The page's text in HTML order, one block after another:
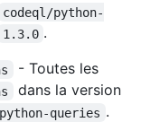
codeql/python-
1.3.0 .
- Toutes les
dans la version
queries .